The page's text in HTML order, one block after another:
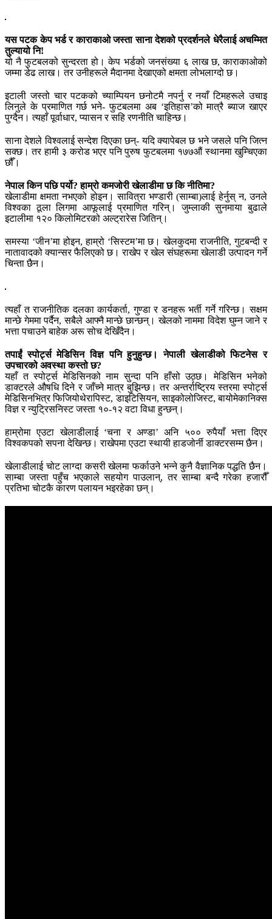
यस पटक केप भर्ड र काराकाओ जस्ता साना देशको प्रदर्शनले धेरैलाई अचम्मित
तुल्यायो नि!
यो नै फुटबलको सुन्दरता हो। केप भर्डको जनसंख्या ६ लाख छ, काराकाओको
जम्मा डेढ लाख। तर उनीहरूले मैदानमा देखाएको क्षमता लोभलाग्दो छ।
इटाली जस्तो चार पटकको च्याम्पियन छनोटमै नपर्नु र नयाँ टिमहरूले उचाइ
लिनुले के प्रमाणित गर्छ भने- फुटबलमा अब ‘इतिहास’को मात्रै ब्याज खाएर
पुग्दैन। त्यहाँ पूर्वाधार, प्यासन र सहि रणनीति चाहिन्छ।
साना देशले विश्वलाई सन्देश दिएका छन्- यदि क्यापेबल छ भने जसले पनि जित्न
सक्छ। तर हामी ३ करोड भएर पनि पुरुष फुटबलमा १७७औं स्थानमा खुम्चिएका
छौँ।
नेपाल किन पछि पर्यो? हाम्रो कमजोरी खेलाडीमा छ कि नीतिमा?
खेलाडीमा क्षमता नभएको होइन। सावित्रा भण्डारी (साम्बा)लाई हेर्नुस् न, उनले
विश्वका ठूला लिगमा आफूलाई प्रमाणित गरिन्। जुम्लाकी सुनमाया बुढाले
इटालीमा १२० किलोमिटरको अल्ट्रारेस जितिन्।
समस्या ‘जीन’मा होइन, हाम्रो ‘सिस्टम’मा छ। खेलकुदमा राजनीति, गुटबन्दी र
नातावादको क्यान्सर फैलिएको छ। राखेप र खेल संघहरूमा खेलाडी उत्पादन गर्ने
चिन्ता छैन।
त्यहाँ त राजनीतिक दलका कार्यकर्ता, गुण्डा र डनहरू भर्ती गर्ने गरिन्छ। सक्षम
मान्छे गेममा पर्दैन, सबैले आफ्नै मान्छे छान्छन्। खेलको नाममा विदेश घुम्न जाने र
भत्ता पचाउने बाहेक अरू सोच देखिँदैन।
तपाईं स्पोर्ट्स मेडिसिन विज्ञ पनि हुनुहुन्छ। नेपाली खेलाडीको फिटनेस र
उपचारको अवस्था कस्तो छ?
यहाँ त स्पोर्ट्स मेडिसिनको नाम सुन्दा पनि हाँसो उठ्छ। मेडिसिन भनेको
डाक्टरले औषधि दिने र जाँच्ने मात्र बुझिन्छ। तर अन्तर्राष्ट्रिय स्तरमा स्पोर्ट्स
मेडिसिनभित्र फिजियोथेरापिस्ट, डाइटिसियन, साइकोलोजिस्ट, बायोमेकानिक्स
विज्ञ र न्युट्रिसनिस्ट जस्ता १०-१२ वटा विधा हुन्छन्।
हाम्रोमा एउटा खेलाडीलाई ‘चना र अण्डा’ अनि ५०० रुपैयाँ भत्ता दिएर
विश्वकपको सपना देखिन्छ। राखेपमा एउटा स्थायी हाडजोर्नी डाक्टरसम्म छैन।
खेलाडीलाई चोट लाग्दा कसरी खेलमा फर्काउने भन्ने कुनै वैज्ञानिक पद्धति छैन।
साम्बा जस्ता पहुँच भएकाले सहयोग पाउलान्, तर साम्बा बन्दै गरेका हजारौँ
प्रतिभा चोटकै कारण पलायन भइरहेका छन्।